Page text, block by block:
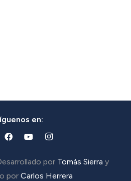
en:
por Tomás Sierra y
por Carlos Herrera